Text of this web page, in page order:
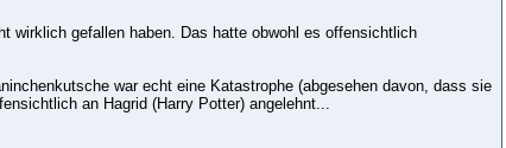
wirklich gefallen haben. Das hatte obwohl es offensichtlich
war echt eine Katastrophe (abgesehen davon, dass sie
an Hagrid (Harry Potter) angelehnt...